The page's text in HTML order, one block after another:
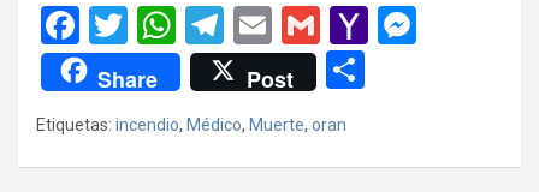
F
a
ce
b
o
T
wi
tt
er
W
h
at
s
A
T
el
e
gr
a
E
m
ail
G
m
ail
Y
o
g
Share Post
Etiquetas: incendio, Médico, Muerte, oran